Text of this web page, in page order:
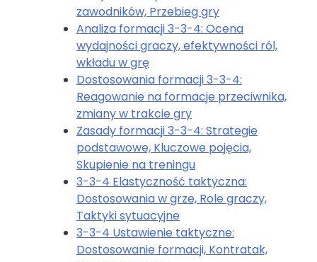
zawodników, Przebieg gry
Analiza formacji 3-3-4: Ocena
wydajności graczy, efektywności ról,
wkładu w grę
Dostosowania formacji 3-3-4:
Reagowanie na formacje przeciwnika,
zmiany w trakcie gry
Zasady formacji 3-3-4: Strategie
podstawowe, Kluczowe pojęcia,
Skupienie na treningu
3-3-4 Elastyczność taktyczna:
Dostosowania w grze, Role graczy,
Taktyki sytuacyjne
3-3-4 Ustawienie taktyczne:
Dostosowanie formacji, Kontratak,